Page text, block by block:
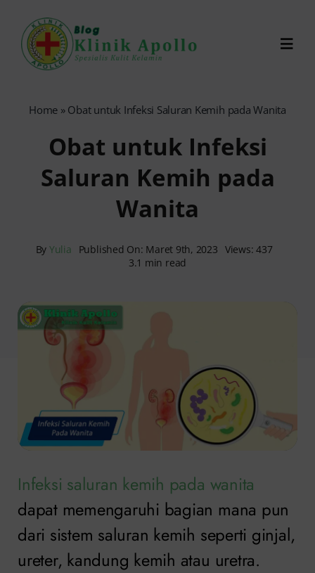
content
0821-1099-9870
Home » Obat untuk Infeksi Saluran Kemih pada Wanita
Obat untuk Infeksi
Saluran Kemih pada
Wanita
By Yulia Published On: Maret 9th, 2023 Views: 437
3.1 min read
Infeksi saluran kemih pada wanita
dapat memengaruhi bagian mana pun
dari sistem saluran kemih seperti ginjal,
ureter, kandung kemih atau uretra.